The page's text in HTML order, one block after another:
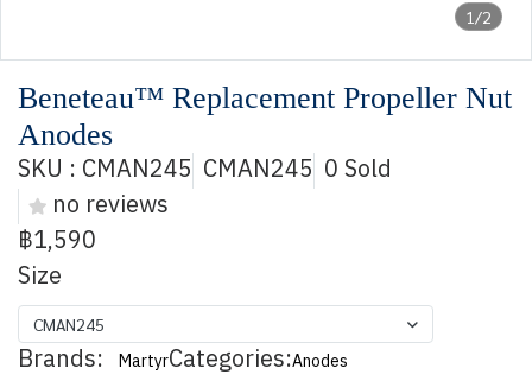
1/2
Beneteau™ Replacement Propeller Nut
Anodes
SKU : CMAN245 CMAN245 0 Sold
no reviews
฿1,590
Size
CMAN245
Brands: MartyrCategories:Anodes